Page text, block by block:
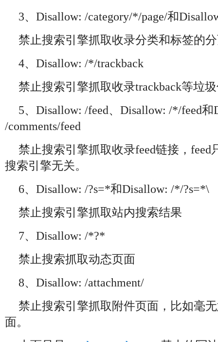
3、Disallow: /category/*/page/和
禁止搜索引擎抓取收录分类和标签的
4、Disallow: /*/trackback
禁止搜索引擎抓取收录trackback等垃
5、Disallow: /feed、Disallow: /*/feed和
/comments/feed
禁止搜索引擎抓取收录feed链接，feed
搜索引擎无关。
6、Disallow: /?s=*和Disallow: /*/?s=*\
禁止搜索引擎抓取站内搜索结果
7、Disallow: /*?*
禁止搜索抓取动态页面
8、Disallow: /attachment/
禁止搜索引擎抓取附件页面，比如毫
面。